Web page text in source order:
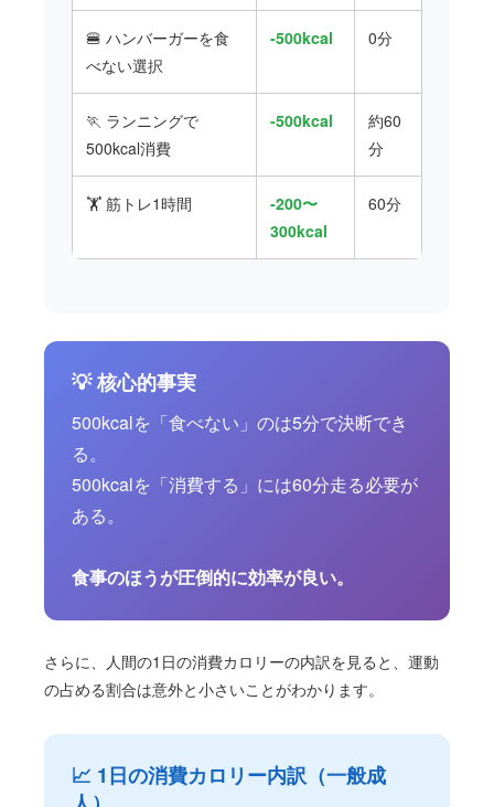
🍔 ハンバーガーを食
べない選択
-500kcal 0分
🏃 ランニングで
500kcal消費
-500kcal
約60
分
🏋️ 筋トレ1時間
-200〜
300kcal
60分
💡 核心的事実
500kcalを「食べない」のは5分で決断でき
る。
500kcalを「消費する」には60分走る必要が
ある。
食事のほうが圧倒的に効率が良い。
さらに、人間の1日の消費カロリーの内訳を見ると、運動
の占める割合は意外と小さいことがわかります。
📈 1日の消費カロリー内訳（一般成